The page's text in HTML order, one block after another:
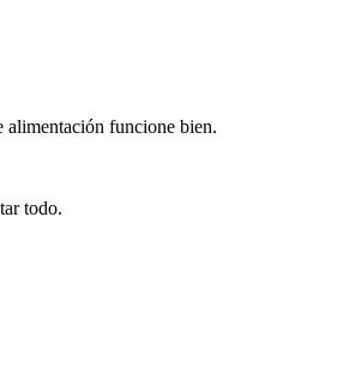
alimentación funcione bien.
todo.